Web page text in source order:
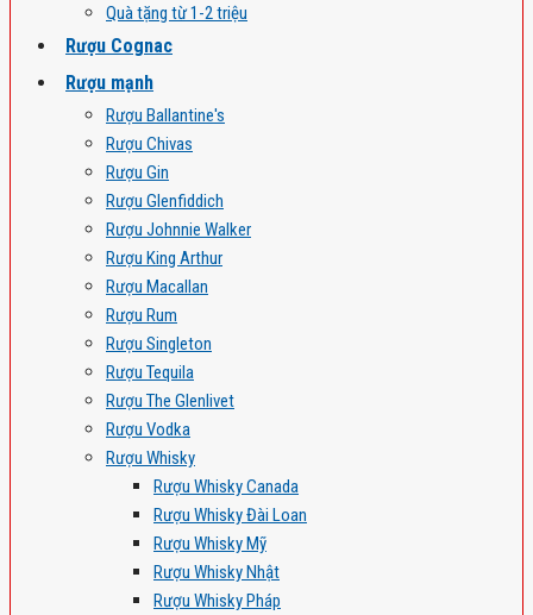
Quà tặng từ 1-2 triệu
Rượu Cognac
Rượu mạnh
Rượu Ballantine's
Rượu Chivas
Rượu Gin
Rượu Glenfiddich
Rượu Johnnie Walker
Rượu King Arthur
Rượu Macallan
Rượu Rum
Rượu Singleton
Rượu Tequila
Rượu The Glenlivet
Rượu Vodka
Rượu Whisky
Rượu Whisky Canada
Rượu Whisky Đài Loan
Rượu Whisky Mỹ
Rượu Whisky Nhật
Rượu Whisky Pháp